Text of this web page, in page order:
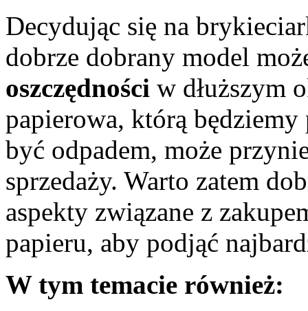
Decydując się na
dobrze dobrany model
oszczędności w dłuższym
papierowa, którą będziemy
być odpadem, może
sprzedaży. Warto zatem
aspekty związane z
papieru, aby podjąć
W tym temacie również: